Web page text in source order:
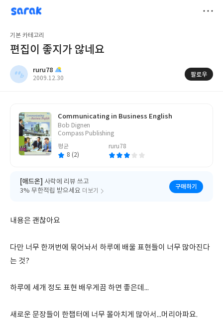
sarak
ruru78
기본 카테고리
편집이 좋지가 않네요
ruru78
작
2009.12.30
팔로우
Communicating in Business English
글
쓴
Bob Dignen
Compass Publishing
평균
8 (2)
ruru78
[애드온] 사락에 리뷰 쓰고
3% 무한적립 받으세요 더보기
구매하기
내용은 괜찮아요
다만 너무 한꺼번에 묶어놔서 하루에 배울 표현들이 너무 많아진다
는 것?
하루에 세개 정도 표현 배우게끔 하면 좋은데...
새로운 문장들이 한챕터에 너무 몰아치게 많아서...머리아파요.